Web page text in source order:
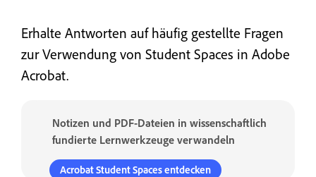
Erhalte Antworten auf häufig gestellte Fragen
zur Verwendung von Student Spaces in Adobe
Acrobat.
Notizen und PDF-Dateien in wissenschaftlich
fundierte Lernwerkzeuge verwandeln
Acrobat Student Spaces entdecken